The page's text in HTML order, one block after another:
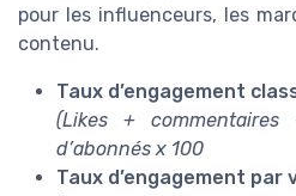
pour les influenceurs, les
contenu.
Taux d’engagement
(Likes +
d’abonnés x 100
Taux d’engagement par